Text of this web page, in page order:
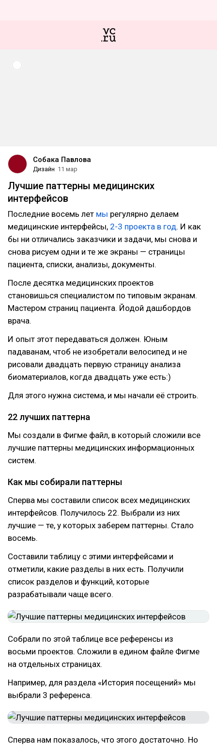
Собака Павлова
Дизайн 11 мар
Лучшие паттерны медицинских
интерфейсов
Последние восемь лет мы регулярно делаем
медицинские интерфейсы, 2-3 проекта в год. И как
бы ни отличались заказчики и задачи, мы снова и
снова рисуем одни и те же экраны — страницы
пациента, списки, анализы, документы.
После десятка медицинских проектов
становишься специалистом по типовым экранам.
Мастером страниц пациента. Йодой дашбордов
врача.
И опыт этот передаваться должен. Юным
падаванам, чтоб не изобретали велосипед и не
рисовали двадцать первую страницу анализа
биоматериалов, когда двадцать уже есть:)
Для этого нужна система, и мы начали её строить.
22 лучших паттерна
Мы создали в Фигме файл, в который сложили все
лучшие паттерны медицинских информационных
систем.
Как мы собирали паттерны
Сперва мы составили список всех медицинских
интерфейсов. Получилось 22. Выбрали из них
лучшие — те, у которых заберем паттерны. Стало
восемь.
Составили таблицу с этими интерфейсами и
отметили, какие разделы в них есть. Получили
список разделов и функций, которые
разрабатывали чаще всего.
Собрали по этой таблице все референсы из
восьми проектов. Сложили в едином файле Фигме
на отдельных страницах.
Например, для раздела «История посещений» мы
выбрали 3 референса.
Сперва нам показалось, что этого достаточно. Но